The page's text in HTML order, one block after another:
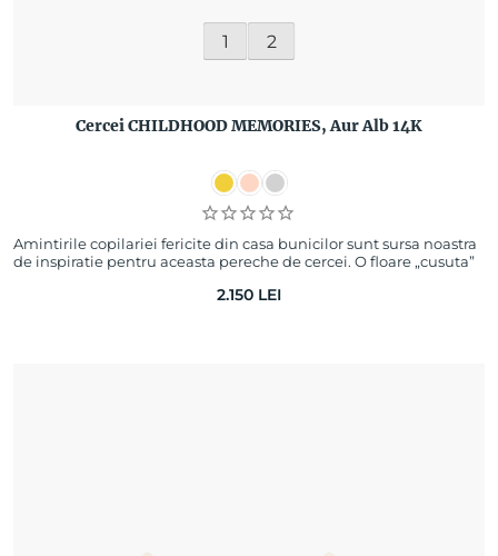
1 2
Cercei CHILDHOOD MEMORIES, Aur Alb 14K
Amintirile copilariei fericite din casa bunicilor sunt sursa noastra
de inspiratie pentru aceasta pereche de cercei. O floare „cusuta”
2.150 LEI